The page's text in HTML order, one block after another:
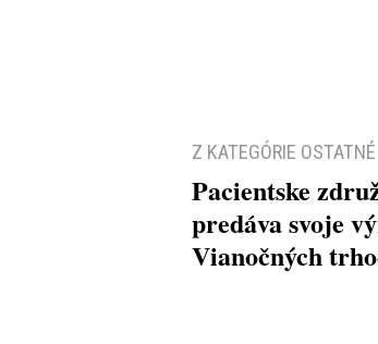
Z KATEGÓRIE OSTATNÉ
Pacientske
predáva svoje
Vianočných